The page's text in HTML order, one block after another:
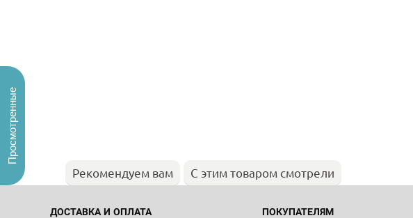
Рекомендуем вам С этим товаром смотрели
ДОСТАВКА И ОПЛАТА ПОКУПАТЕЛЯМ
Просмотренные